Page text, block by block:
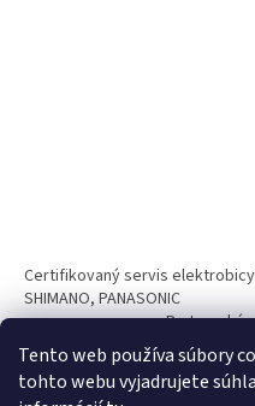
Tento web používa súbory
tohto webu vyjadrujete
Certifikovaný servis
SHIMANO, PANASONIC
Partnerský